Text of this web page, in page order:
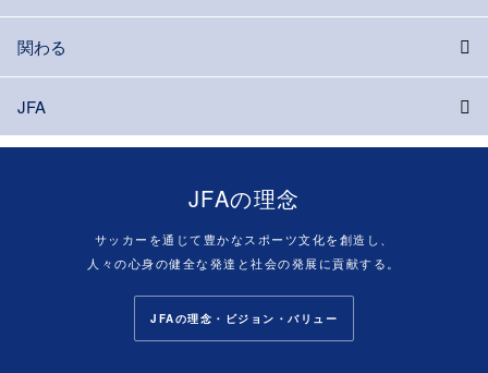
関わる
JFA
JFAの理念
サッカーを通じて豊かなスポーツ文化を創造し、
人々の心身の健全な発達と社会の発展に貢献する。
JFAの理念・ビジョン・バリュー